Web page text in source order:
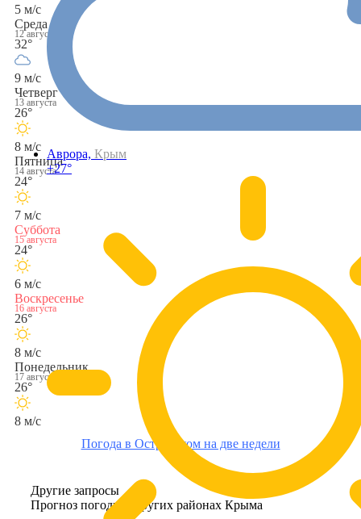
Аврора, Крым
+27°
5 м/с
Среда
12 августа
32°
9 м/с
Четверг
13 августа
26°
8 м/с
Пятница
14 августа
24°
7 м/с
Суббота
15 августа
24°
6 м/с
Воскресенье
16 августа
26°
8 м/с
Понедельник
17 августа
26°
8 м/с
Погода в Островском на две недели
Другие запросы
Прогноз погоды в других районах Крыма